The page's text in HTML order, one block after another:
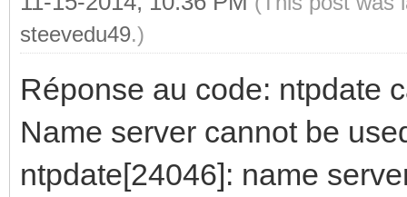
steevedu49.)
Réponse au code: ntpdate
Name server cannot be
ntpdate[24046]: name